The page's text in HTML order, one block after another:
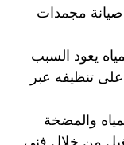
صيانة مجمدات
يعود السبب
تنظيفه عبر
والمضخة
من خلال فني